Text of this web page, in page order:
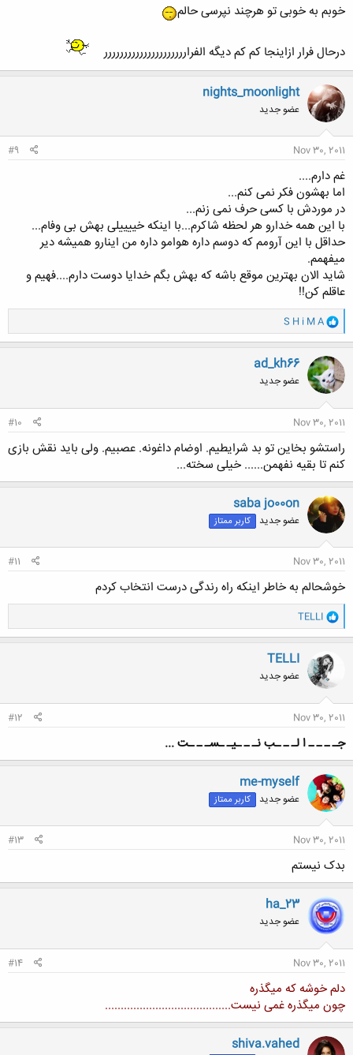
خوبم به خوبی تو هرچند نپرسی حالم
درحال فرار ازاینجا کم کم دیگه الفراررررررررررررررررررررر
nights_moonlight
عضو جدید
Nov 30, 2011
#9
غم دارم....
اما بهشون فکر نمی کنم...
در موردش با کسی حرف نمی زنم...
با این همه خدارو هر لحظه شاکرم...با اینکه خییییلی بهش بی وفام...
حداقل با این آرومم که دوسم داره هوامو داره من اینارو همیشه دیر
میفهمم.
شاید الان بهترین موقع باشه که بهش بگم خدایا دوست دارم....فهیم و
عاقلم کن!!
و
ا
ک
ن
ش
ه
ا
S H i M A
ad_kh66
عضو جدید
Nov 30, 2011
#10
راستشو بخاین تو بد شرایطیم. اوضام داغونه. عصبیم. ولی باید نقش بازی
کنم تا بقیه نفهمن...... خیلی سخته...
saba jo00on
عضو جدید کاربر ممتاز
Nov 30, 2011
#11
خوشحالم به خاطر اینکه راه رندگی درست انتخاب کردم
و
ا
ک
ن
ش
ه
ا
TELLI
TELLI
عضو جدید
Nov 30, 2011
#12
جـ ـ ـ ـ ا لـ ـ ـب نـ ـ ـیـ ـسـ ـ ـت ...
me-myself
عضو جدید کاربر ممتاز
Nov 30, 2011
#13
بدک نیستم
ha_23
عضو جدید
Nov 30, 2011
#14
دلم خوشه که میگذره
چون میگذره غمی نیست........................................
shiva.vahed